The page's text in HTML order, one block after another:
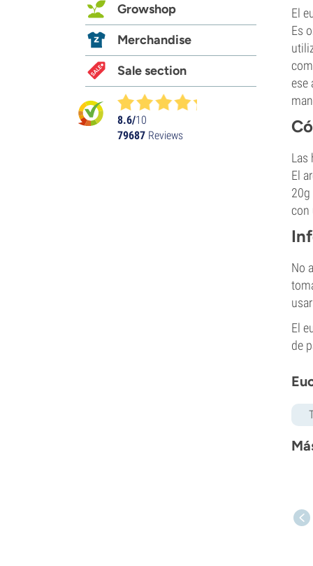
El
Es
ese
Las
El
20g
con
No
El
de
Growshop
Merchandise
Sale section
8.6/10
79687 Reviews